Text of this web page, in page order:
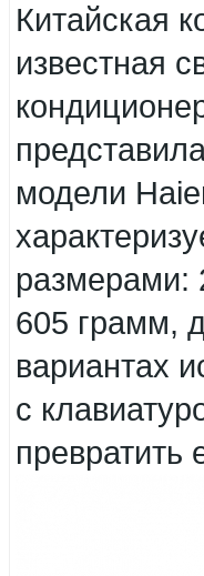
Китайская
известная
модели
размерами:
605 грамм,
вариантах
с
превратить